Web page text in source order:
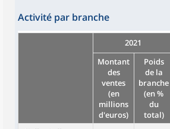
Activité par branche
2021
Montant
des
ventes
(en
millions
d'euros)
Poids
de la
branche
(en %
du
total)